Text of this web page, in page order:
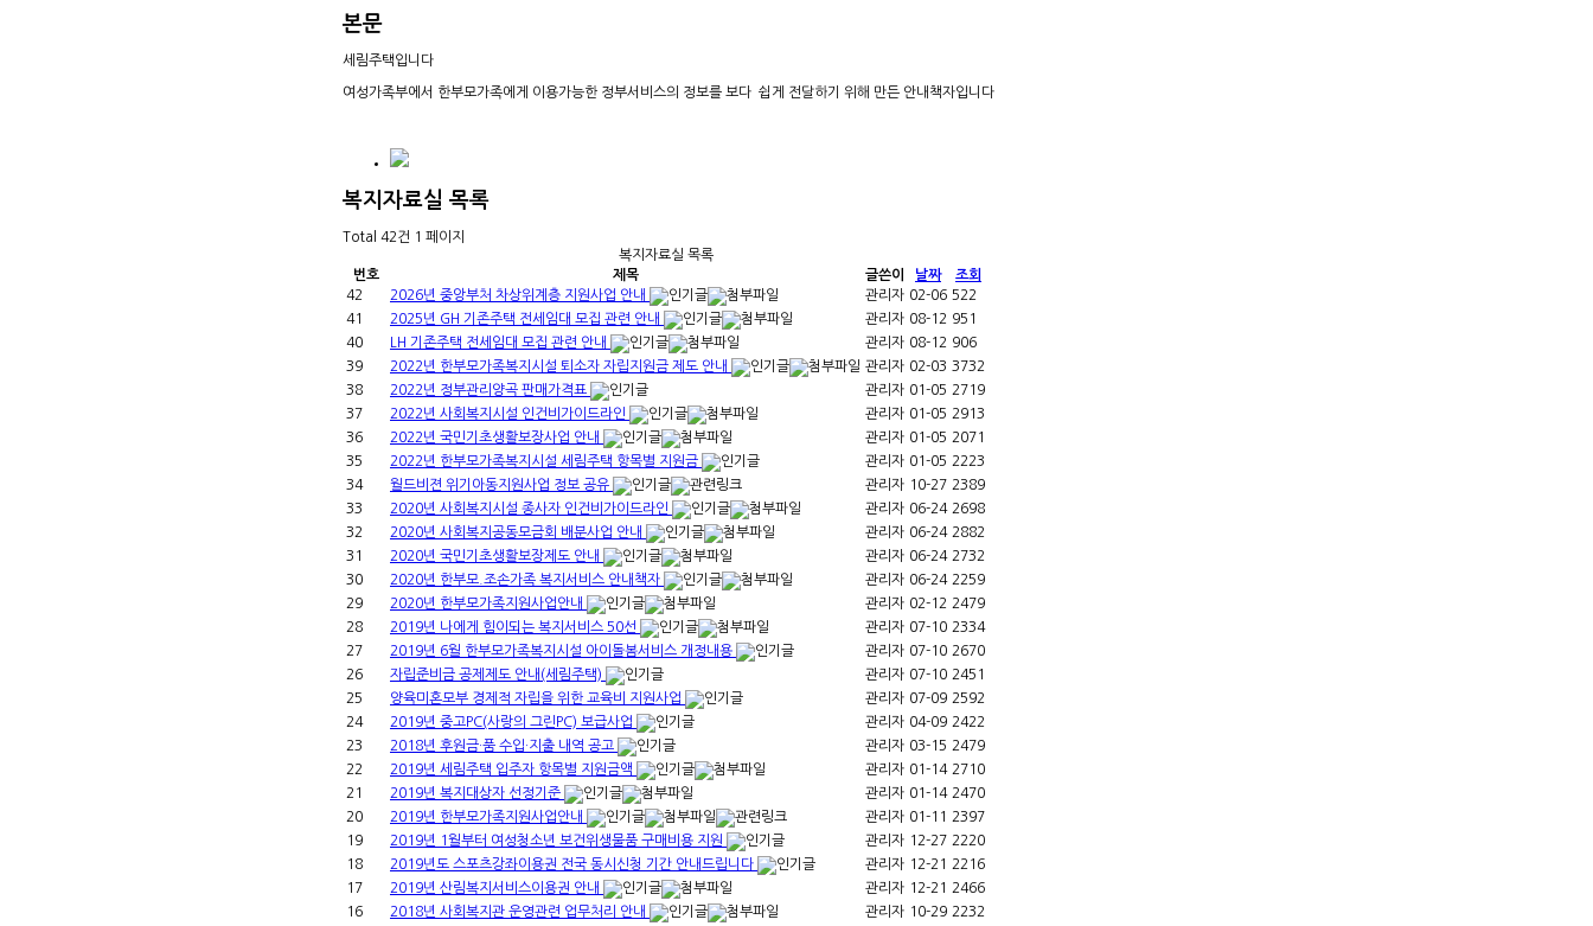
본문
세림주택입니다
여성가족부에서 한부모가족에게 이용가능한 정부서비스의 정보를 보다 쉽게 전달하기 위해 만든 안내책자입니다
복지자료실 목록
Total 42건 1 페이지
복지자료실 목록
번호
제목 글쓴이 날짜
조회
42
2026년 중앙부처 차상위계층 지원사업 안내 관리자 02-06 522
41
2025년 GH 기존주택 전세임대 모집 관련 안내 관리자 08-12 951
40
LH 기존주택 전세임대 모집 관련 안내 관리자 08-12 906
39
2022년 한부모가족복지시설 퇴소자 자립지원금 제도 안내 관리자 02-03 3732
38
2022년 정부관리양곡 판매가격표 관리자 01-05 2719
37
2022년 사회복지시설 인건비가이드라인 관리자 01-05 2913
36
2022년 국민기초생활보장사업 안내 관리자 01-05 2071
35
2022년 한부모가족복지시설 세림주택 항목별 지원금 관리자 01-05 2223
34
월드비젼 위기아동지원사업 정보 공유 관리자 10-27 2389
33
2020년 사회복지시설 종사자 인건비가이드라인 관리자 06-24 2698
32
2020년 사회복지공동모금회 배분사업 안내 관리자 06-24 2882
31
2020년 국민기초생활보장제도 안내 관리자 06-24 2732
30
2020년 한부모.조손가족 복지서비스 안내책자 관리자 06-24 2259
29
2020년 한부모가족지원사업안내 관리자 02-12 2479
28
2019년 나에게 힘이되는 복지서비스 50선 관리자 07-10 2334
27
2019년 6월 한부모가족복지시설 아이돌봄서비스 개정내용 관리자 07-10 2670
26
자립준비금 공제제도 안내(세림주택) 관리자 07-10 2451
25
양육미혼모부 경제적 자립을 위한 교육비 지원사업 관리자 07-09 2592
24
2019년 중고PC(사랑의 그린PC) 보급사업 관리자 04-09 2422
23
2018년 후원금·품 수입·지출 내역 공고 관리자 03-15 2479
22
2019년 세림주택 입주자 항목별 지원금액 관리자 01-14 2710
21
2019년 복지대상자 선정기준 관리자 01-14 2470
20
2019년 한부모가족지원사업안내 관리자 01-11
2397
19
2019년 1월부터 여성청소년 보건위생물품 구매비용 지원 관리자 12-27 2220
18
2019년도 스포츠강좌이용권 전국 동시신청 기간 안내드립니다 관리자 12-21
2216
17
2019년 산림복지서비스이용권 안내 관리자 12-21
2466
16
2018년 사회복지관 운영관련 업무처리 안내 관리자 10-29 2232